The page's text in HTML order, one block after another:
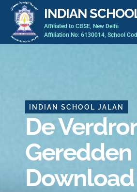
Skip
content
INDIAN
Affiliated to CBSE, New Delhi
Affiliation No: 6130014, School
INDIAN SCHOOL JALAN
De
Geredden
Download